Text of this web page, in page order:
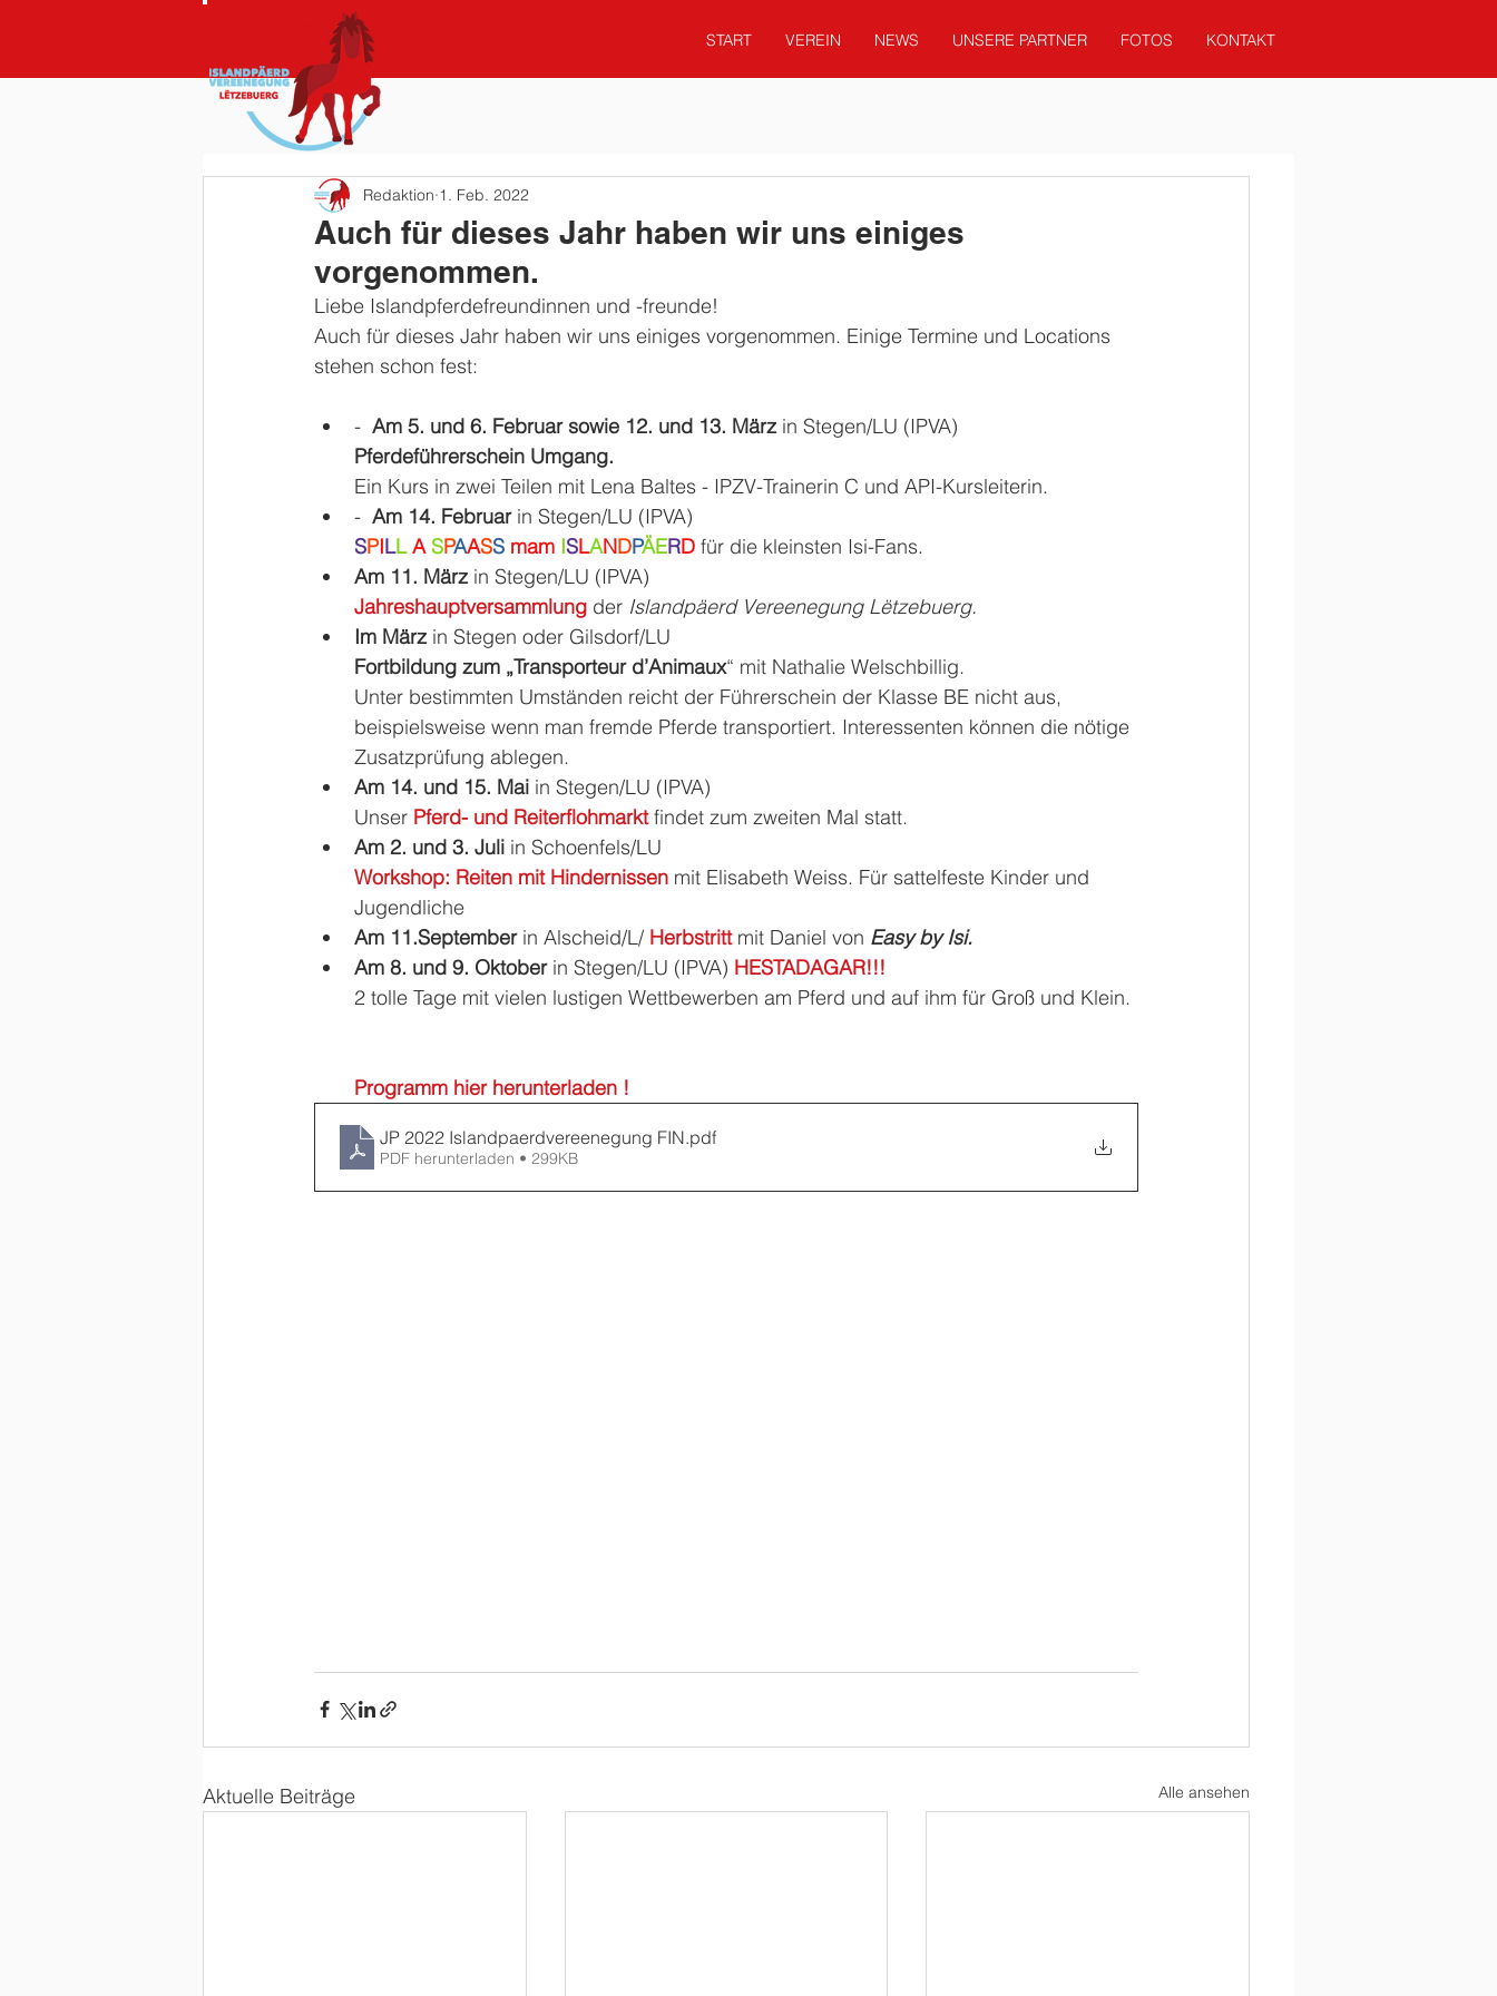
START VEREIN NEWS UNSERE PARTNER FOTOS KONTAKT
Auch für dieses Jahr haben wir uns einiges
vorgenommen.
Redaktion 1. Feb. 2022
Liebe Islandpferdefreundinnen und -freunde!
Auch für dieses Jahr haben wir uns einiges vorgenommen. Einige Termine und Locations
stehen schon fest:
- Am 5. und 6. Februar sowie 12. und 13. März in Stegen/LU (IPVA)
Pferdeführerschein Umgang.
Ein Kurs in zwei Teilen mit Lena Baltes - IPZV-Trainerin C und API-Kursleiterin.
- Am 14. Februar in Stegen/LU (IPVA)
SPILL A SPAASS mam ISLANDPÄERD für die kleinsten Isi-Fans.
Am 11. März in Stegen/LU (IPVA)
Jahreshauptversammlung der Islandpäerd Vereenegung Lëtzebuerg.
Im März in Stegen oder Gilsdorf/LU
Fortbildung zum „Transporteur d’Animaux“ mit Nathalie Welschbillig.
Unter bestimmten Umständen reicht der Führerschein der Klasse BE nicht aus,
beispielsweise wenn man fremde Pferde transportiert. Interessenten können die nötige
Zusatzprüfung ablegen.
Am 14. und 15. Mai in Stegen/LU (IPVA)
Unser Pferd- und Reiterflohmarkt findet zum zweiten Mal statt.
Am 2. und 3. Juli in Schoenfels/LU
Workshop: Reiten mit Hindernissen mit Elisabeth Weiss. Für sattelfeste Kinder und
Jugendliche
Am 11.September in Alscheid/L/ Herbstritt mit Daniel von Easy by Isi.
Am 8. und 9. Oktober in Stegen/LU (IPVA) HESTADAGAR!!!
2 tolle Tage mit vielen lustigen Wettbewerben am Pferd und auf ihm für Groß und Klein.
Programm hier herunterladen !
JP 2022 Islandpaerdvereenegung FIN.pdf
PDF herunterladen • 299KB
Aktuelle Beiträge Alle ansehen